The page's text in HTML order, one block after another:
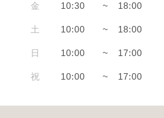
金 10:30 ~ 18:00
土 10:00 ~ 18:00
日 10:00 ~ 17:00
祝 10:00 ~ 17:00